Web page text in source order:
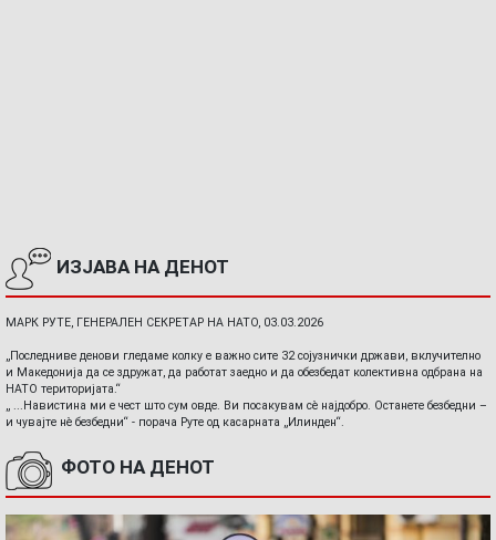
ИЗЈАВА НА ДЕНОТ
МАРК РУТЕ, ГЕНЕРАЛЕН СЕКРЕТАР НА НАТО, 03.03.2026
„Последниве денови гледаме колку е важно сите 32 сојузнички држави, вклучително
и Македонија да се здружат, да работат заедно и да обезбедат колективна одбрана на
НАТО територијата.“
„ ...Навистина ми е чест што сум овде. Ви посакувам сè најдобро. Останете безбедни –
и чувајте нè безбедни“ - порача Руте од касарната „Илинден“.
ФОТО НА ДЕНОТ